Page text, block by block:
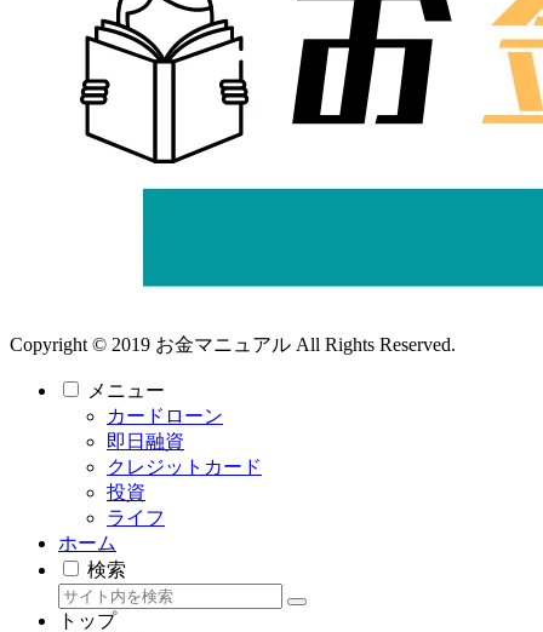
Copyright © 2019 お金マニュアル All Rights Reserved.
メニュー
カードローン
即日融資
クレジットカード
投資
ライフ
ホーム
検索
トップ